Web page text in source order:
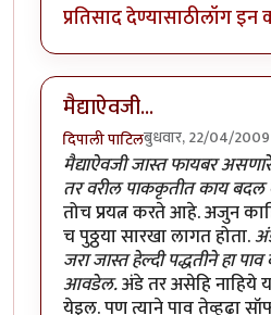
प्रतिसाद देण्यासाठीलॉग इन
मैद्याऐवजी...
दिपाली पाटिलबुधवार, 22/04/
मैद्याऐवजी जास्त फायबर
तर वरील पाककृतीत काय बदल
तोच प्रयत्न करते आहे. अजुन
च पुठ्ठया सारखा लागत होता.
जरा जास्त हेल्दी पद्धतीने हा
आवडेल.अंडे तर असेहि नाहिये